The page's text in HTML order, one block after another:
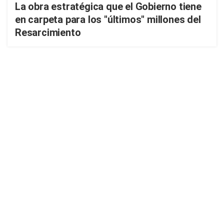
La obra estratégica que el Gobierno tiene
en carpeta para los "últimos" millones del
Resarcimiento